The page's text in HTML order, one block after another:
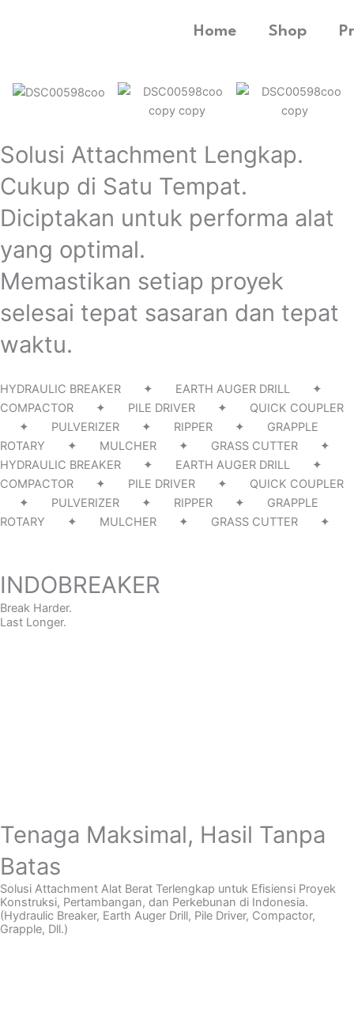
Home Shop
Solusi Attachment Lengkap.
Cukup di Satu Tempat.
Diciptakan untuk performa alat
yang optimal.
Memastikan setiap proyek
selesai tepat sasaran dan tepat
waktu.
HYDRAULIC BREAKER ✦ EARTH AUGER DRILL ✦
COMPACTOR ✦ PILE DRIVER ✦ QUICK COUPLER
✦ PULVERIZER ✦ RIPPER ✦ GRAPPLE
ROTARY ✦ MULCHER ✦ GRASS CUTTER ✦
HYDRAULIC BREAKER ✦ EARTH AUGER DRILL ✦
COMPACTOR ✦ PILE DRIVER ✦ QUICK COUPLER
✦ PULVERIZER ✦ RIPPER ✦ GRAPPLE
ROTARY ✦ MULCHER ✦ GRASS CUTTER ✦
INDOBREAKER
Break Harder.
Last Longer.
Tenaga Maksimal, Hasil Tanpa
Batas
Solusi Attachment Alat Berat Terlengkap untuk Efisiensi Proyek
Konstruksi, Pertambangan, dan Perkebunan di Indonesia.
(Hydraulic Breaker, Earth Auger Drill, Pile Driver, Compactor,
Grapple, Dll.)